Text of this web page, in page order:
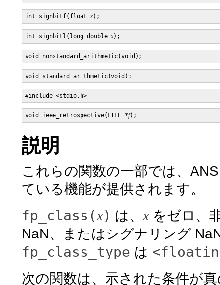
int signbitf(float x
int signbitl(long double x
void ieee_retrospective(FILE *f
説明
これらの関数の一部では、
ている機能が提供されます。
fp_class(x) は、 xをゼロ、
NaN、またはシグナリング
fp_class_type は
次の関数は、示された条件が